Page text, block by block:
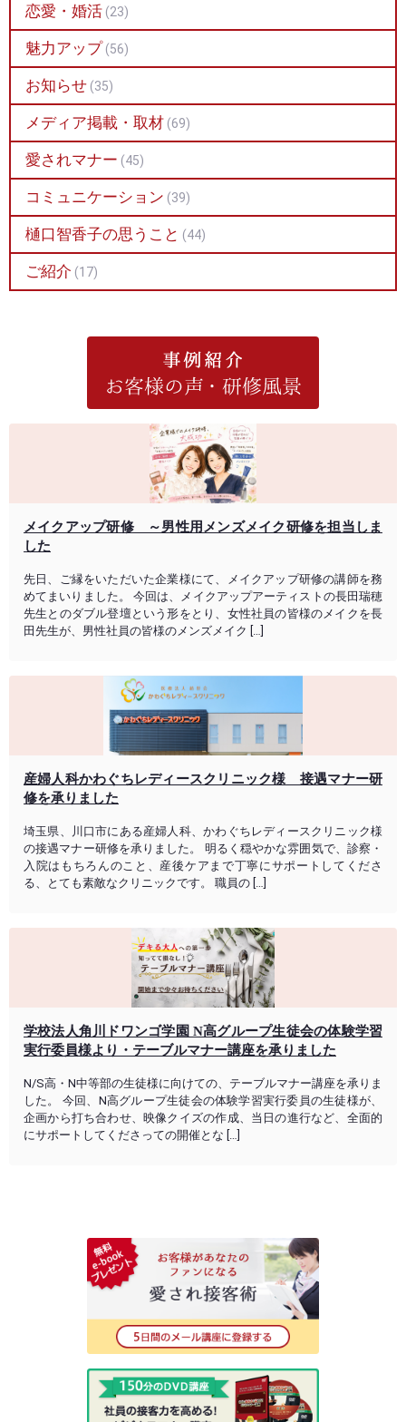
恋愛・婚活 (23)
魅力アップ (56)
お知らせ (35)
メディア掲載・取材 (69)
愛されマナー (45)
コミュニケーション (39)
樋口智香子の思うこと (44)
ご紹介 (17)
メイクアップ研修 ～男性用メンズメイク研修を担当しま
した
先日、ご縁をいただいた企業様にて、メイクアップ研修の講師を務
めてまいりました。 今回は、メイクアップアーティストの長田瑞穂
先生とのダブル登壇という形をとり、女性社員の皆様のメイクを長
田先生が、男性社員の皆様のメンズメイク […]
産婦人科かわぐちレディースクリニック様 接遇マナー研
修を承りました
埼玉県、川口市にある産婦人科、かわぐちレディースクリニック様
の接遇マナー研修を承りました。 明るく穏やかな雰囲気で、診察・
入院はもちろんのこと、産後ケアまで丁寧にサポートしてくださ
る、とても素敵なクリニックです。 職員の […]
学校法人角川ドワンゴ学園 N高グループ生徒会の体験学習
実行委員様より・テーブルマナー講座を承りました
N/S高・N中等部の生徒様に向けての、テーブルマナー講座を承りま
した。 今回、N高グループ生徒会の体験学習実行委員の生徒様が、
企画から打ち合わせ、映像クイズの作成、当日の進行など、全面的
にサポートしてくださっての開催とな […]